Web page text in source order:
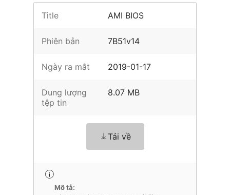
Title AMI BIOS
Phiên bản 7B51v14
Ngày ra mắt 2019-01-17
Dung lượng
tệp tin
8.07 MB
Tải về
Mô tả: